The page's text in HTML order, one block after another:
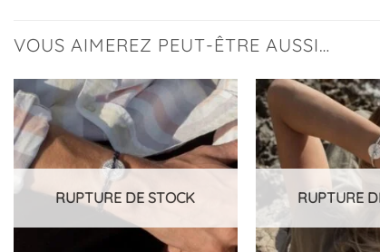
VOUS AIMEREZ PEUT-ÊTRE AUSSI…
Ajouter
à la
liste
d’envies
RUPTURE DE STOCK RUPTURE